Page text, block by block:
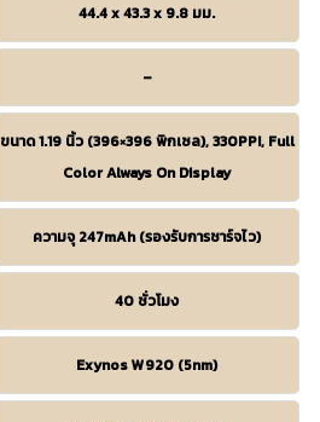
44.4 x 43.3 x 9.8 มม.
–
ขนาด 1.19 นิ้ว (396×396 พิกเซล), 330PPI, Full
Color Always On Display
ความจุ 247mAh (รองรับการชาร์จไว)
40 ชั่วโมง
Exynos W920 (5nm)